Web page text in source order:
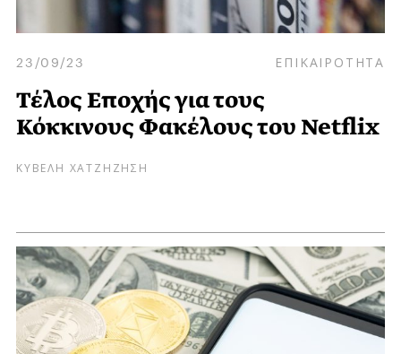
23/09/23 ΕΠΙΚΑΙΡΟΤΗΤΑ
Τέλος Εποχής για τους
Κόκκινους Φακέλους του Netflix
ΚΥΒΕΛΗ ΧΑΤΖΗΖΗΣΗ